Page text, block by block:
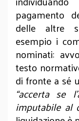
pagamento
delle altre
esempio i
nominati:
testo
di fronte a sé
“accerta se
imputabile al